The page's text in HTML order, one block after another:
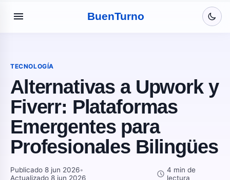
menu BuenTurno
TECNOLOGÍA
Alternativas a Upwork y
Fiverr: Plataformas
Emergentes para
Profesionales Bilingües
Publicado 8 jun 2026•
Actualizado 8 jun 2026
schedule 4 min de
lectura